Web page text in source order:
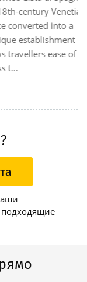
Venetian
into a
ease of